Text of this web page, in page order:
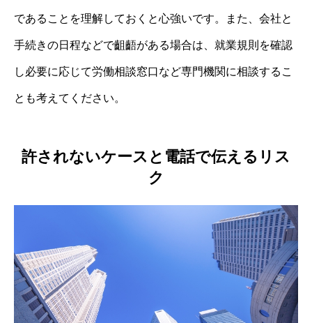
であることを理解しておくと心強いです。また、会社と
手続きの日程などで齟齬がある場合は、就業規則を確認
し必要に応じて労働相談窓口など専門機関に相談するこ
とも考えてください。
許されないケースと電話で伝えるリス
ク